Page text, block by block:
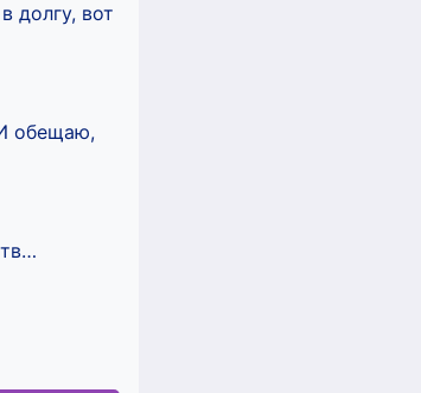
долгу, вот
обещаю,